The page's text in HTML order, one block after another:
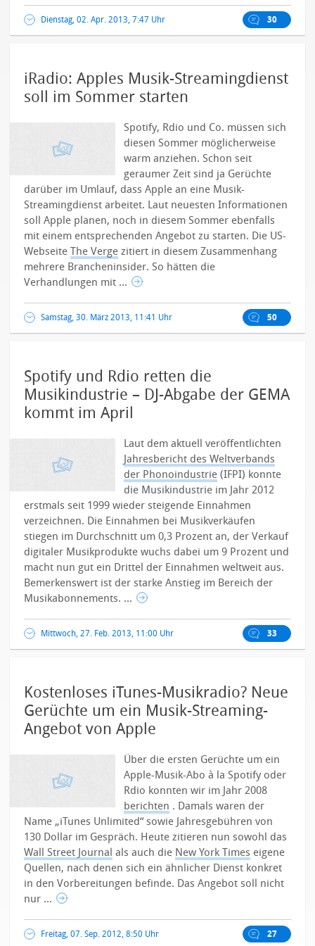
Dienstag, 02. Apr. 2013, 7:47 Uhr 30
iRadio: Apples Musik-Streamingdienst
soll im Sommer starten
Spotify, Rdio und Co. müssen sich
diesen Sommer möglicherweise
warm anziehen. Schon seit
geraumer Zeit sind ja Gerüchte
darüber im Umlauf, dass Apple an eine Musik-
Streamingdienst arbeitet. Laut neuesten Informationen
soll Apple planen, noch in diesem Sommer ebenfalls
mit einem entsprechenden Angebot zu starten. Die US-
WebseiteThe Verge zitiert in diesem Zusammenhang
mehrere Brancheninsider. So hätten die
Verhandlungen mit ...
Samstag, 30. März 2013, 11:41 Uhr 50
Spotify und Rdio retten die
Musikindustrie – DJ-Abgabe der GEMA
kommt im April
Laut dem aktuell veröffentlichten
Jahresbericht des Weltverbands
der Phonoindustrie (IFPI) konnte
die Musikindustrie im Jahr 2012
erstmals seit 1999 wieder steigende Einnahmen
verzeichnen. Die Einnahmen bei Musikverkäufen
stiegen im Durchschnitt um 0,3 Prozent an, der Verkauf
digitaler Musikprodukte wuchs dabei um 9 Prozent und
macht nun gut ein Drittel der Einnahmen weltweit aus.
Bemerkenswert ist der starke Anstieg im Bereich der
Musikabonnements. ...
Mittwoch, 27. Feb. 2013, 11:00 Uhr 33
Kostenloses iTunes-Musikradio? Neue
Gerüchte um ein Musik-Streaming-
Angebot von Apple
Über die ersten Gerüchte um ein
Apple-Musik-Abo à la Spotify oder
Rdio konnten wir im Jahr 2008
berichten . Damals waren der
Name „iTunes Unlimited“ sowie Jahresgebühren von
130 Dollar im Gespräch. Heute zitieren nun sowohl das
Wall Street Journal als auch die New York Times eigene
Quellen, nach denen sich ein ähnlicher Dienst konkret
in den Vorbereitungen befinde. Das Angebot soll nicht
nur ...
Freitag, 07. Sep. 2012, 8:50 Uhr 27